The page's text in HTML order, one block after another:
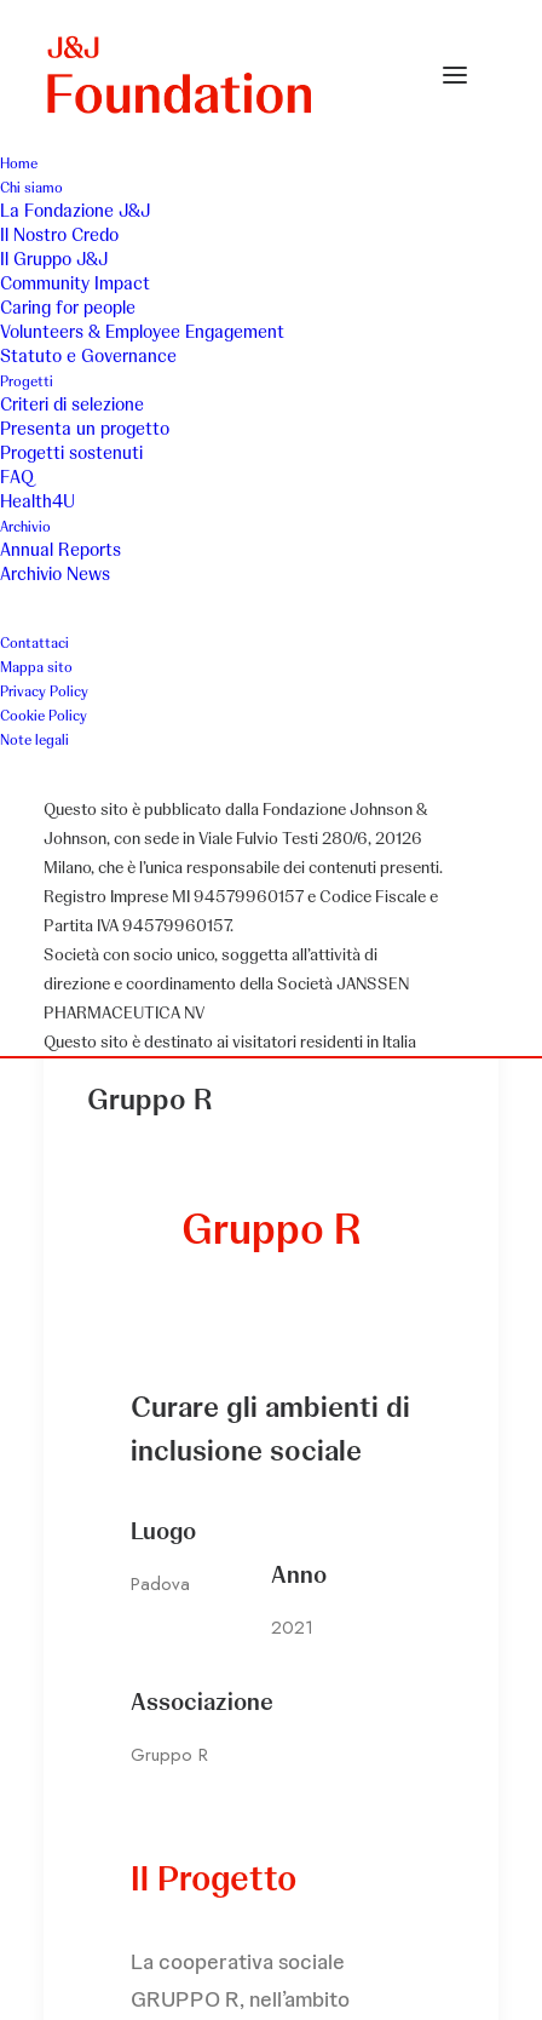
Home
Chi siamo
La Fondazione J&J
Il Nostro Credo
Il Gruppo J&J
Community Impact
Caring for people
Volunteers & Employee Engagement
Statuto e Governance
Progetti
Criteri di selezione
Presenta un progetto
Progetti sostenuti
FAQ
Health4U
Archivio
Annual Reports
Archivio News
Contattaci
Mappa sito
Privacy Policy
Cookie Policy
Note legali
Questo sito è pubblicato dalla Fondazione Johnson &
Johnson, con sede in Viale Fulvio Testi 280/6, 20126
Milano, che è l’unica responsabile dei contenuti presenti.
Registro Imprese MI 94579960157 e Codice Fiscale e
Partita IVA 94579960157.
Società con socio unico, soggetta all’attività di
direzione e coordinamento della Società JANSSEN
PHARMACEUTICA NV
Questo sito è destinato ai visitatori residenti in Italia
Gruppo R
Gruppo R
Curare gli ambienti di
inclusione sociale
Luogo
Padova Anno
2021
Associazione
Gruppo R
Il Progetto
La cooperativa sociale
GRUPPO R, nell’ambito